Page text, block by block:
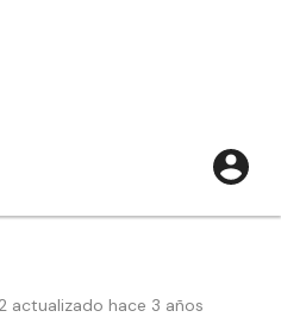
actualizado hace 3 años